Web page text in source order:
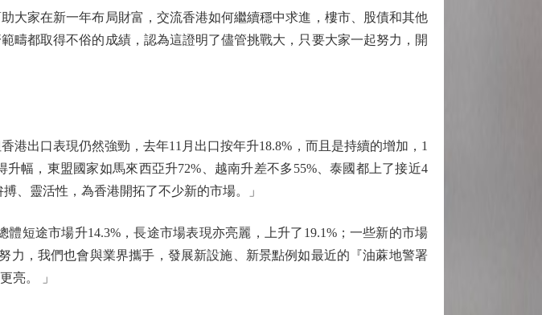
家在新一年布局財富，交流香港如何繼續穩中求進，樓市、股債和其他
疇都取得不俗的成績，認為這證明了儘管挑戰大，只要大家一起努力，開
出口表現仍然強勁，去年11月出口按年升18.8%，而且是持續的增加，1
幅，東盟國家如馬來西亞升72%、越南升差不多55%、泰國都上了接近4
、靈活性，為香港開拓了不少新的市場。」
短途市場升14.3%，長途市場表現亦亮麗，上升了19.1%；一些新的市場
力，我們也會與業界攜手，發展新設施、新景點例如最近的『油蔴地警署
亮。 」